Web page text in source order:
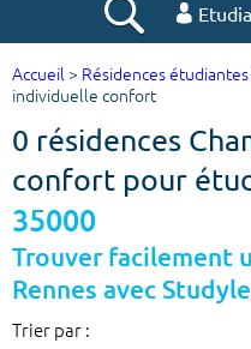
Votre
Ville, école
Budget min
€
Accueil > Résidences
individuelle confort
0 résidences
confort pour
35000
Trouver facilement
Rennes avec
Trier par :